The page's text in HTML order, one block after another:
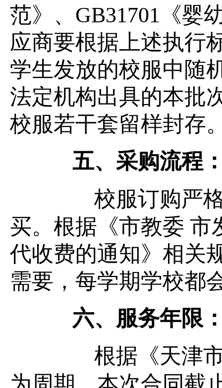
范》、GB31701《婴
应商要根据上述执行
学生发放的校服中随
法定机构出具的本批
校服若干套留样封存
五、采购流程
校服订购严格
买。根据《市教委 市
代收费的通知》相关
需要，每学期学校都
六、 服务年限
根据《天津市